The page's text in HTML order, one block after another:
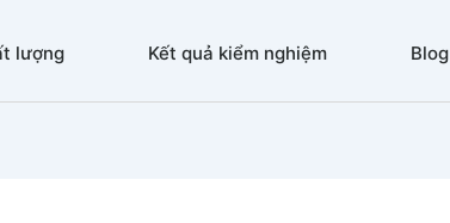
lượng Kết quả kiểm nghiệm Blog